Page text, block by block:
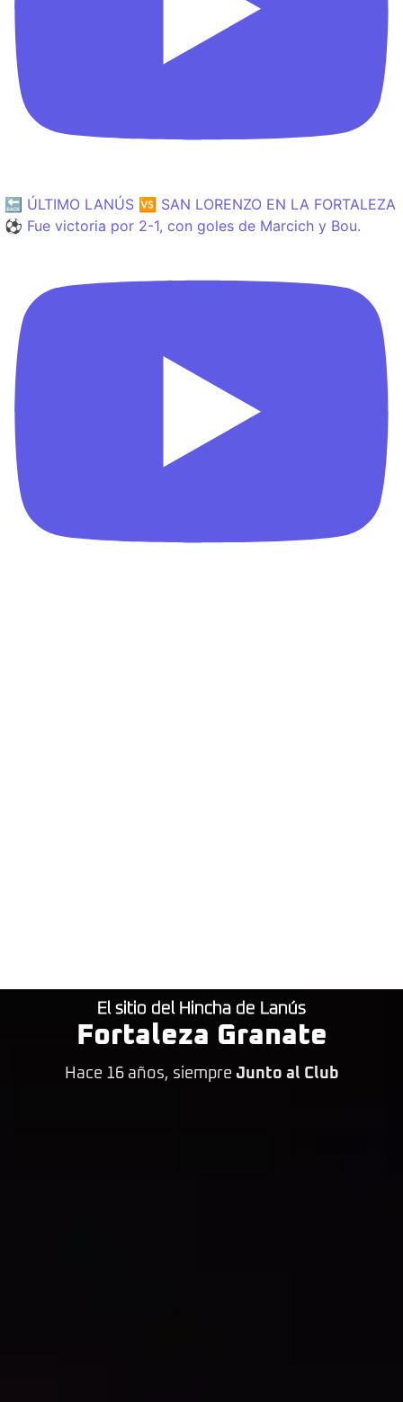
🔙 ÚLTIMO LANÚS 🆚 SAN LORENZO EN LA FORTALEZA
⚽️ Fue victoria por 2-1, con goles de Marcich y Bou.
El sitio del Hincha de Lanús
Fortaleza Granate
Hace 16 años, siempre Junto al Club